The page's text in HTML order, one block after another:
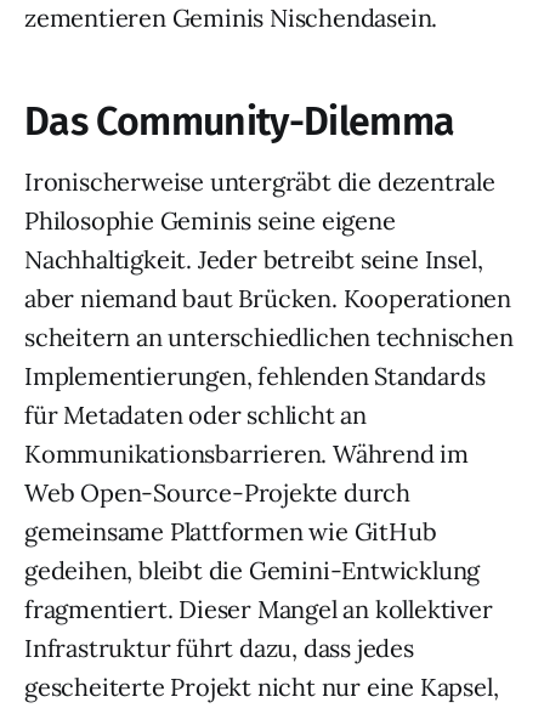
zementieren Geminis Nischendasein.
Das Community-Dilemma
Ironischerweise untergräbt die dezentrale
Philosophie Geminis seine eigene
Nachhaltigkeit. Jeder betreibt seine Insel,
aber niemand baut Brücken. Kooperationen
scheitern an unterschiedlichen technischen
Implementierungen, fehlenden Standards
für Metadaten oder schlicht an
Kommunikationsbarrieren. Während im
Web Open-Source-Projekte durch
gemeinsame Plattformen wie GitHub
gedeihen, bleibt die Gemini-Entwicklung
fragmentiert. Dieser Mangel an kollektiver
Infrastruktur führt dazu, dass jedes
gescheiterte Projekt nicht nur eine Kapsel,